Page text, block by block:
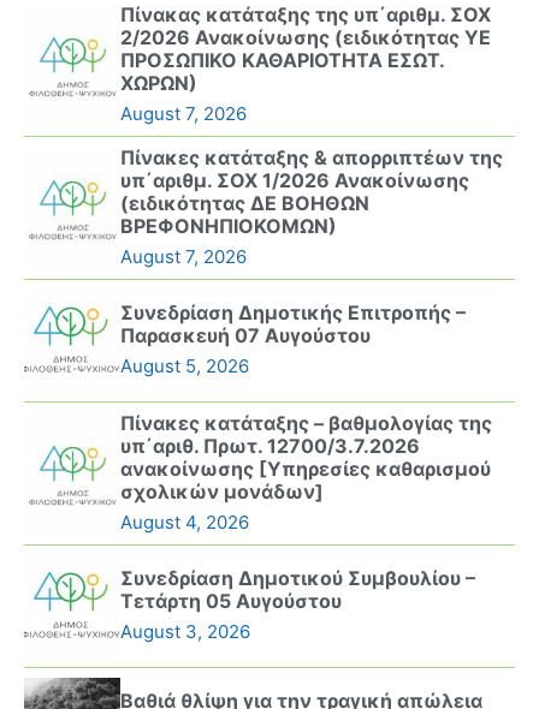
Πίνακας κατάταξης της υπ΄αριθμ. ΣΟΧ
2/2026 Ανακοίνωσης (ειδικότητας ΥΕ
ΠΡΟΣΩΠΙΚΟ ΚΑΘΑΡΙΟΤΗΤΑ ΕΣΩΤ.
ΧΩΡΩΝ)
August 7, 2026
Πίνακες κατάταξης & απορριπτέων της
υπ΄αριθμ. ΣΟΧ 1/2026 Ανακοίνωσης
(ειδικότητας ΔΕ ΒΟΗΘΩΝ
ΒΡΕΦΟΝΗΠΙΟΚΟΜΩΝ)
August 7, 2026
Συνεδρίαση Δημοτικής Επιτροπής –
Παρασκευή 07 Αυγούστου
August 5, 2026
Πίνακες κατάταξης – βαθμολογίας της
υπ΄αριθ. Πρωτ. 12700/3.7.2026
ανακοίνωσης [Υπηρεσίες καθαρισμού
σχολικών μονάδων]
August 4, 2026
Συνεδρίαση Δημοτικού Συμβουλίου –
Τετάρτη 05 Αυγούστου
August 3, 2026
Βαθιά θλίψη για την τραγική απώλεια